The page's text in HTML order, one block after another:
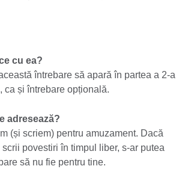
cu ea?
întrebare să apară în partea a 2-a
ca și întrebare opțională.
adresează?
(și scriem) pentru amuzament. Dacă
povestiri în timpul liber, s-ar putea
să nu fie pentru tine.